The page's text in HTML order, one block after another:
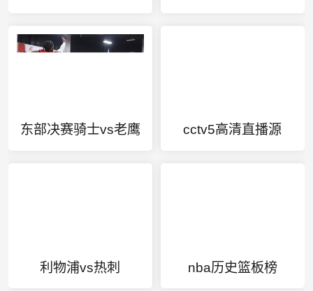
东部决赛骑士vs老鹰 cctv5高清直播源
利物浦vs热刺 nba历史篮板榜